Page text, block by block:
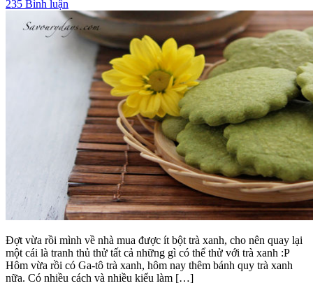
235 Bình luận
Đợt vừa rồi mình về nhà mua được ít bột trà xanh, cho nên quay lại
một cái là tranh thủ thử tất cả những gì có thể thử với trà xanh :P
Hôm vừa rồi có Ga-tô trà xanh, hôm nay thêm bánh quy trà xanh
nữa. Có nhiều cách và nhiều kiểu làm […]